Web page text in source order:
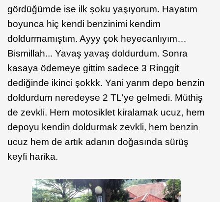
gördüğümde ise ilk şoku yaşıyorum. Hayatım
boyunca hiç kendi benzinimi kendim
doldurmamıştım. Ayyy çok heyecanlıyım…
Bismillah... Yavaş yavaş doldurdum. Sonra
kasaya ödemeye gittim sadece 3 Ringgit
dediğinde ikinci şokkk. Yani yarım depo benzin
doldurdum neredeyse 2 TL'ye gelmedi. Müthiş
de zevkli. Hem motosiklet kiralamak ucuz, hem
depoyu kendin doldurmak zevkli, hem benzin
ucuz hem de artık adanın doğasında sürüş
keyfi harika.